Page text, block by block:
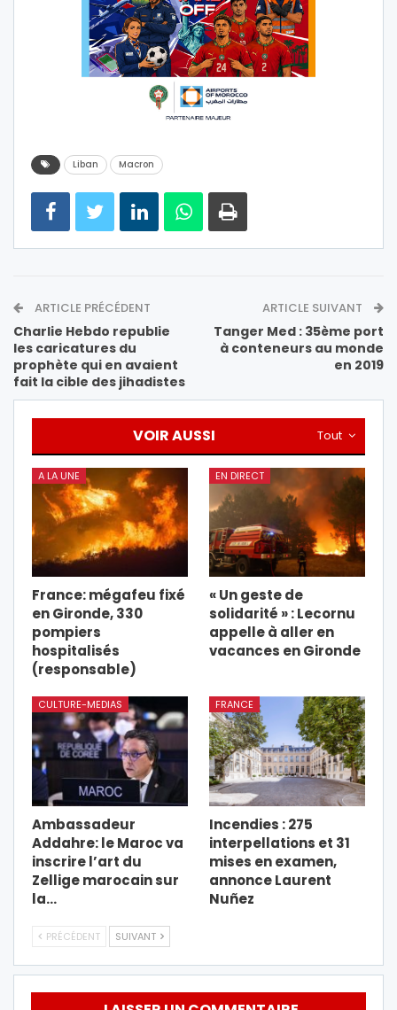
Liban Macron
ARTICLE PRÉCÉDENT
Charlie Hebdo republie
les caricatures du
prophète qui en avaient
fait la cible des jihadistes
ARTICLE SUIVANT
Tanger Med : 35ème port
à conteneurs au monde
en 2019
Tout
VOIR AUSSI
A LA UNE
France: mégafeu fixé
en Gironde, 330
pompiers
hospitalisés
(responsable)
EN DIRECT
« Un geste de
solidarité » : Lecornu
appelle à aller en
vacances en Gironde
CULTURE-MEDIAS
Ambassadeur
Addahre: le Maroc va
inscrire l’art du
Zellige marocain sur
la…
FRANCE
Incendies : 275
interpellations et 31
mises en examen,
annonce Laurent
Nuñez
PRÉCÉDENT SUIVANT